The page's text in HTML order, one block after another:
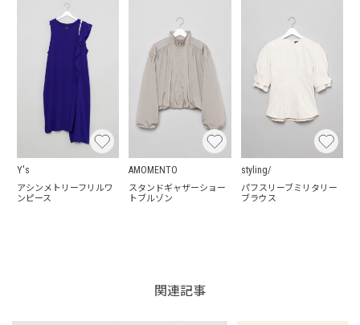
Y's
アシンメトリーフリルワ
ンピース
AMOMENTO
スタンドギャザーショー
トブルゾン
styling/
パフスリーブミリタリー
ブラウス
関連記事